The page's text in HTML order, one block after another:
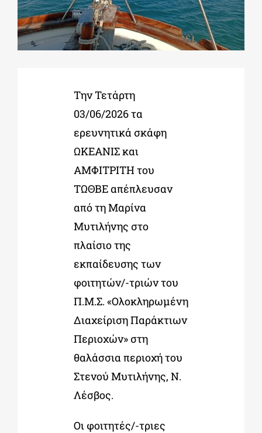
ΔΙΔΑΚΤΟΡΙΚΑ
ΠΟΛΙΤΙΣΤΙΚΟΙ ΦΟΡΕΙΣ
Την Τετάρτη
03/06/2026 τα
ερευνητικά σκάφη
ΩΚΕΑΝΙΣ και
ΑΜΦΙΤΡΙΤΗ του
ΤΩΘΒΕ απέπλευσαν
από τη Μαρίνα
Μυτιλήνης στο
πλαίσιο της
εκπαίδευσης των
φοιτητών/-τριών του
Π.Μ.Σ. «Ολοκληρωμένη
Διαχείριση Παράκτιων
Περιοχών» στη
θαλάσσια περιοχή του
Στενού Μυτιλήνης, Ν.
Λέσβος.
Οι φοιτητές/-τριες